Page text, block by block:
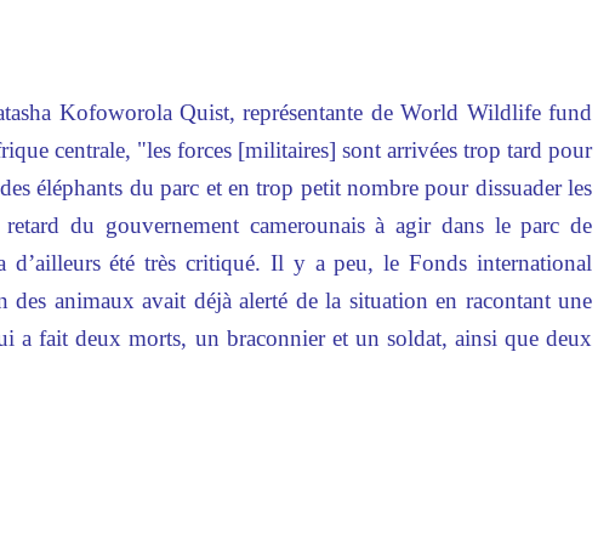
Kofoworola Quist, représentante de World Wildlife fund
centrale, "les forces [militaires] sont arrivées trop tard pour
éléphants du parc et en trop petit nombre pour dissuader les
du gouvernement camerounais à agir dans le parc de
d’ailleurs été très critiqué. Il y a peu, le Fonds international
des animaux avait déjà alerté de la situation en racontant une
a fait deux morts, un braconnier et un soldat, ainsi que deux